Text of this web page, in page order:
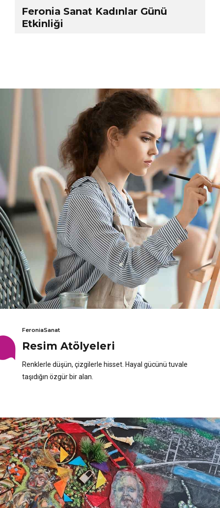
Feronia Sanat Kadınlar Günü
Etkinliği
FeroniaSanat
Resim Atölyeleri
Renklerle düşün, çizgilerle hisset. Hayal gücünü tuvale
taşıdığın özgür bir alan.